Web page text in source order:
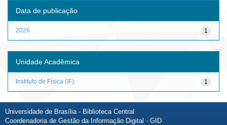
Data de publicação
1
2026
Unidade Acadêmica
1
Instituto de Física (IF)
Universidade de Brasília - Biblioteca Central
Coordenadoria de Gestão da Informação Digital - GID